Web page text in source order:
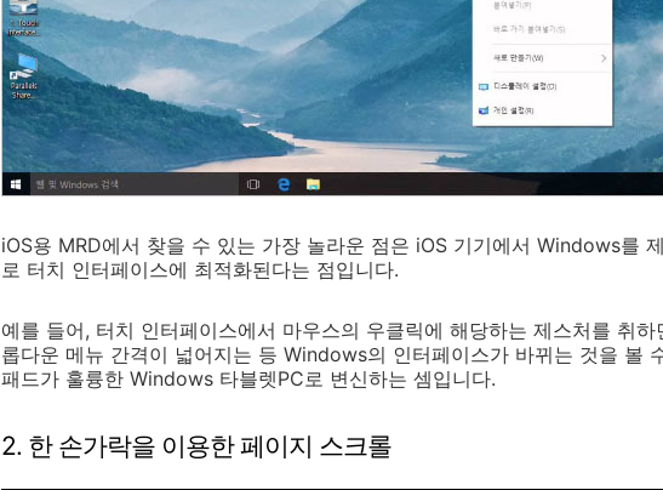
iOS용 MRD에서 찾을 수 있는 가장 놀라운 점은 iOS 기기에서 Windows를
로 터치 인터페이스에 최적화된다는 점입니다.
예를 들어, 터치 인터페이스에서 마우스의 우클릭에 해당하는 제스처를 취
롭다운 메뉴 간격이 넓어지는 등 Windows의 인터페이스가 바뀌는 것을 볼
패드가 훌륭한 Windows 타블렛PC로 변신하는 셈입니다.
2. 한 손가락을 이용한 페이지 스크롤